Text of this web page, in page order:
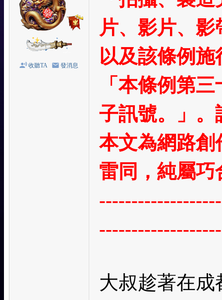
收聽TA 發消息
片、影片、
以及該條例施
「本條例第
子訊號。」。
本文為網路創
雷同，純屬巧
大叔趁著在成